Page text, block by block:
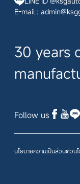
E-mail :
30 years
Follow us
นโยบายความเป็นส่วนตัวน